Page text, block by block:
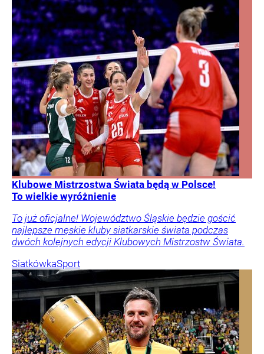
Klubowe Mistrzostwa Świata będą w Polsce!
To wielkie wyróżnienie
To już oficjalne! Województwo Śląskie będzie gościć
najlepsze męskie kluby siatkarskie świata podczas
dwóch kolejnych edycji Klubowych Mistrzostw Świata.
SiatkówkaSport